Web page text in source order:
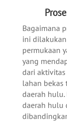
Bagaimana
ini
permukaan
yang
dari
lahan
daerah hulu.
daerah hulu